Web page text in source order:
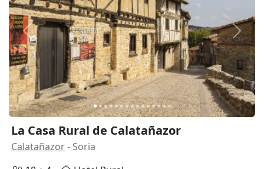
Anterior
La Casa Rural de Calatañazor
Calatañazor- Soria